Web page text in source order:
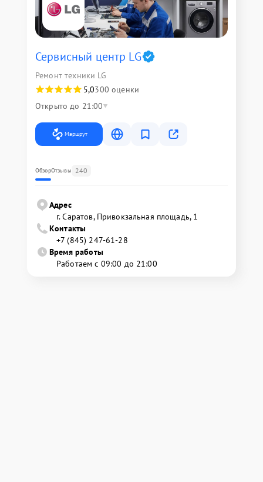
Сервисный центр LG
Ремонт техники LG
5,0300 оценки
Открыто до 21:00
Маршрут
ОбзорОтзывы 240
Адрес
г. Саратов, Привокзальная площадь, 1
Контакты
+7 (845) 247-61-28
Время работы
Работаем с 09:00 до 21:00